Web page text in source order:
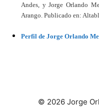
Andes, y Jorge Orlando
Arango. Publicado en:
Perfil de Jorge Orlando
© 2026 Jorge